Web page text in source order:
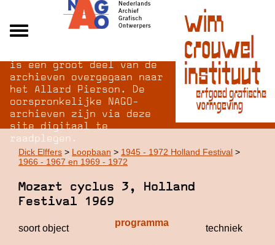
Over NAGO
Over WCI
Inloggen
is een groot deel van de
archieven overgegaan naar
het Allard Pierson. De
oorspronkelijke NAGO-
archieven zijn via deze
site digitaal te
raadplegen.
Dick Elffers > Loopbaan > 1945 - 1972 Holland Festival >
1966 - 1967 en 1969 - 1972
Mozart cyclus 3, Holland
Festival 1969
soort object
programma
techniek